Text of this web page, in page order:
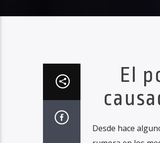
El
Desde hace